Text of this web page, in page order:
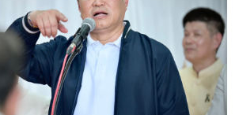
งแต่งตั้ง ฐนัตถ์ สุวรรณานนท์ ผู้อำนวย
แห่งชาติ เป็นหัวหน้าคณะพูดคุยเพื่อสันติ
ะบุว่า คณะเจรจาชุดก่อนพ้นวาระไป
องมีการเปลี่ยนแปลง และต้องพิจารณา
ช่วงที่ฐนัตถ์มีเครือข่ายและความ
านด้านความมั่นคง